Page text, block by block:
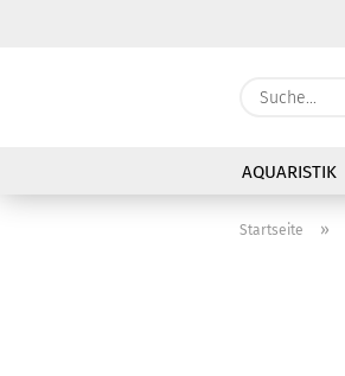
AQUARISTIK
Startseite »